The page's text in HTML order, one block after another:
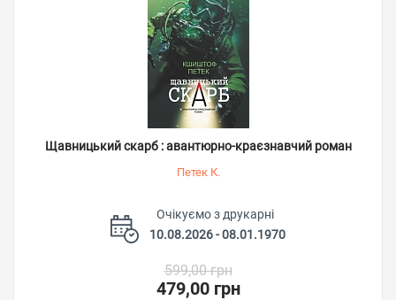
Щавницький скарб : авантюрно-краєзнавчий роман
Петек К.
Очікуємо з друкарні
10.08.2026 - 08.01.1970
599,00 грн
479,00 грн